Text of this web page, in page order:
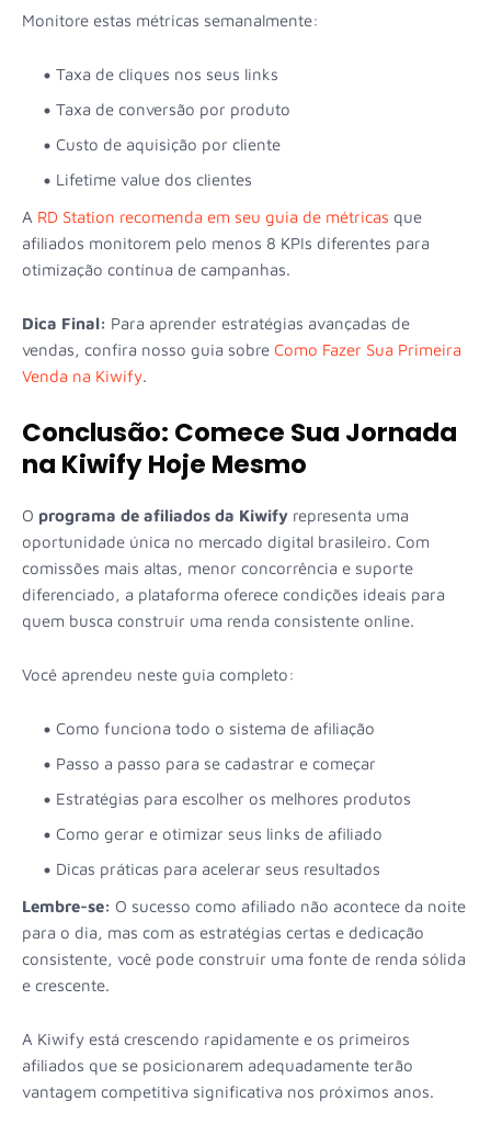
Monitore estas métricas semanalmente:
Taxa de cliques nos seus links
Taxa de conversão por produto
Custo de aquisição por cliente
Lifetime value dos clientes
A RD Station recomenda em seu guia de métricas que
afiliados monitorem pelo menos 8 KPIs diferentes para
otimização contínua de campanhas.
Dica Final: Para aprender estratégias avançadas de
vendas, confira nosso guia sobre Como Fazer Sua Primeira
Venda na Kiwify.
Conclusão: Comece Sua Jornada
na Kiwify Hoje Mesmo
O programa de afiliados da Kiwify representa uma
oportunidade única no mercado digital brasileiro. Com
comissões mais altas, menor concorrência e suporte
diferenciado, a plataforma oferece condições ideais para
quem busca construir uma renda consistente online.
Você aprendeu neste guia completo:
Como funciona todo o sistema de afiliação
Passo a passo para se cadastrar e começar
Estratégias para escolher os melhores produtos
Como gerar e otimizar seus links de afiliado
Dicas práticas para acelerar seus resultados
Lembre-se: O sucesso como afiliado não acontece da noite
para o dia, mas com as estratégias certas e dedicação
consistente, você pode construir uma fonte de renda sólida
e crescente.
A Kiwify está crescendo rapidamente e os primeiros
afiliados que se posicionarem adequadamente terão
vantagem competitiva significativa nos próximos anos.